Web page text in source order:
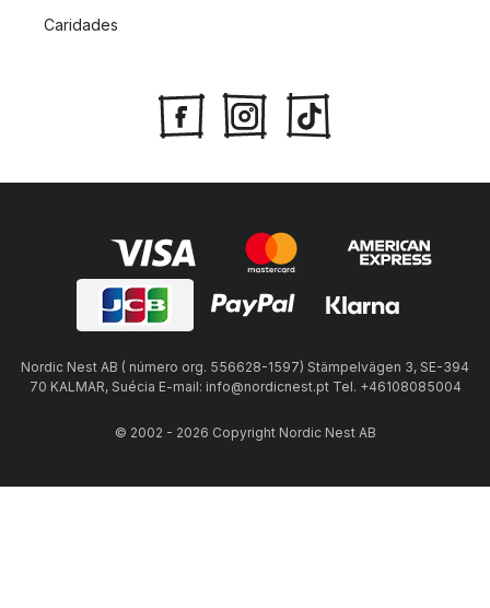
Caridades
Nordic Nest AB ( número org. 556628-1597) Stämpelvägen 3, SE-394
70 KALMAR, Suécia E-mail: info@nordicnest.pt Tel. +46108085004
© 2002 - 2026 Copyright Nordic Nest AB